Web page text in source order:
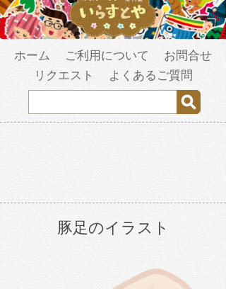
ホーム ご利用について
お問合せ
リクエスト
よくあるご質問
豚足のイラスト